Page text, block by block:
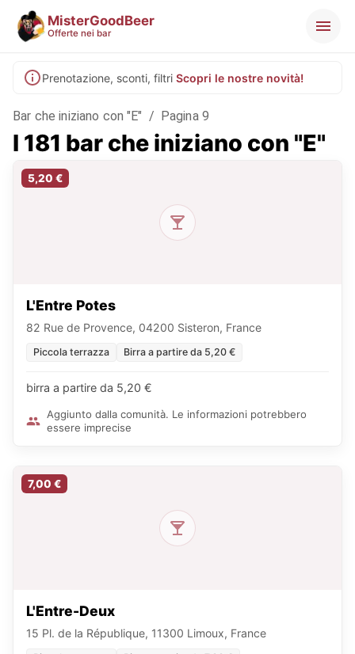
MisterGoodBeer
Offerte nei bar
Prenotazione, sconti, filtri Scopri le nostre novità!
Bar che iniziano con "E" / Pagina 9
I 181 bar che iniziano con "E"
5,20 €
L'Entre Potes
82 Rue de Provence, 04200 Sisteron, France
Piccola terrazza Birra a partire da 5,20 €
birra a partire da 5,20 €
Aggiunto dalla comunità. Le informazioni potrebbero
essere imprecise
7,00 €
L'Entre-Deux
15 Pl. de la République, 11300 Limoux, France